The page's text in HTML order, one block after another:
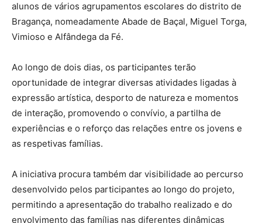
alunos de vários agrupamentos escolares do distrito de
Bragança, nomeadamente Abade de Baçal, Miguel Torga,
Vimioso e Alfândega da Fé.
Ao longo de dois dias, os participantes terão
oportunidade de integrar diversas atividades ligadas à
expressão artística, desporto de natureza e momentos
de interação, promovendo o convívio, a partilha de
experiências e o reforço das relações entre os jovens e
as respetivas famílias.
A iniciativa procura também dar visibilidade ao percurso
desenvolvido pelos participantes ao longo do projeto,
permitindo a apresentação do trabalho realizado e do
envolvimento das famílias nas diferentes dinâmicas